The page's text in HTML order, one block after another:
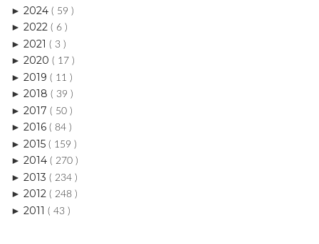
► 2024 ( 59 )
► 2022 ( 6 )
► 2021 ( 3 )
► 2020 ( 17 )
► 2019 ( 11 )
► 2018 ( 39 )
► 2017 ( 50 )
► 2016 ( 84 )
► 2015 ( 159 )
► 2014 ( 270 )
► 2013 ( 234 )
► 2012 ( 248 )
► 2011 ( 43 )